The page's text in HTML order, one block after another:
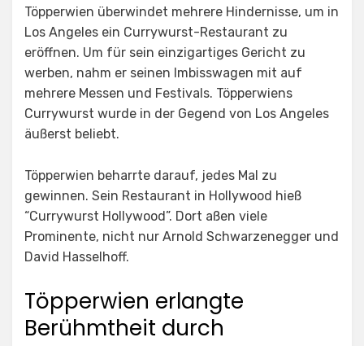
Töpperwien überwindet mehrere Hindernisse, um in
Los Angeles ein Currywurst-Restaurant zu
eröffnen. Um für sein einzigartiges Gericht zu
werben, nahm er seinen Imbisswagen mit auf
mehrere Messen und Festivals. Töpperwiens
Currywurst wurde in der Gegend von Los Angeles
äußerst beliebt.
Töpperwien beharrte darauf, jedes Mal zu
gewinnen. Sein Restaurant in Hollywood hieß
“Currywurst Hollywood”. Dort aßen viele
Prominente, nicht nur Arnold Schwarzenegger und
David Hasselhoff.
Töpperwien erlangte
Berühmtheit durch